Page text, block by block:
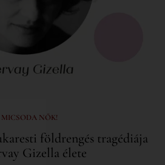
MICSODA NŐK!
földrengés tragédiája
Gizella élete